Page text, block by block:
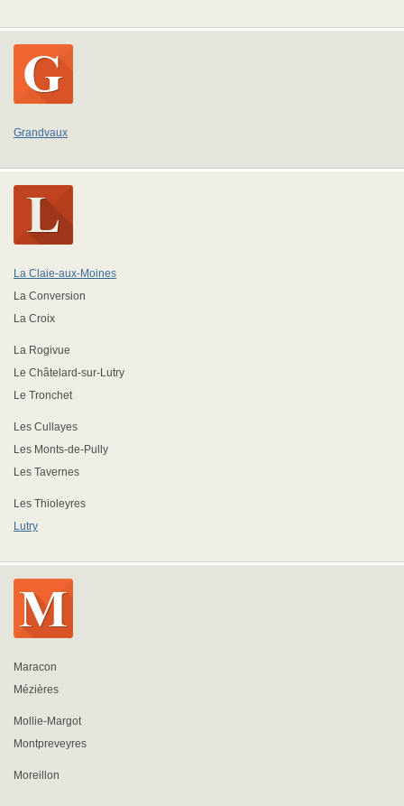
Grandvaux
La Claie-aux-Moines
La Conversion
La Croix
La Rogivue
Le Châtelard-sur-Lutry
Le Tronchet
Les Cullayes
Les Monts-de-Pully
Les Tavernes
Les Thioleyres
Lutry
Maracon
Mézières
Mollie-Margot
Montpreveyres
Moreillon